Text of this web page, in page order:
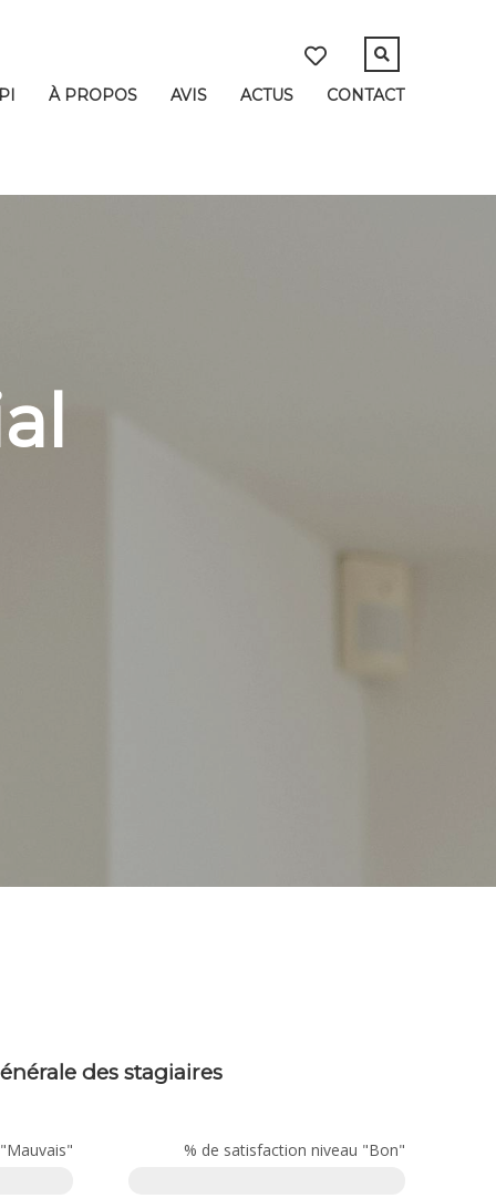
À PROPOS AVIS ACTUS CONTACT
des stagiaires
% de satisfaction niveau "Bon"